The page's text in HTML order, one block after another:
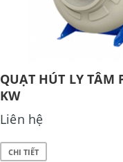
QUẠT HÚT LY TÂM
KW
Liên hệ
CHI TIẾT